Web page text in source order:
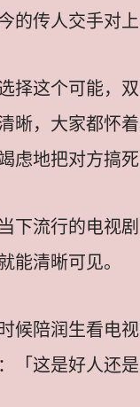
的传人交手对上
择这个可能，
晰，大家都怀
虑地把对方搞死
下流行的电视
能清晰可见。
候陪润生看电
「这是好人还是